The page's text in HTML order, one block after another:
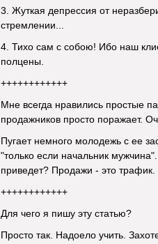
3. Жуткая депрессия от
стремлении...
4. Тихо сам с собою! Ибо наш
полцены.
++++++++++++
Мне всегда нравились простые
продажников просто поражает.
Пугает немного молодежь с ее
"только если начальник
приведет? Продажи - это
++++++++++++
Для чего я пишу эту статью?
Просто так. Надоело учить.